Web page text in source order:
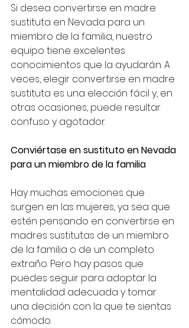
Si desea convertirse en madre
sustituta en Nevada para un
miembro de la familia, nuestro
equipo tiene excelentes
conocimientos que la ayudarán. A
veces, elegir convertirse en madre
sustituta es una elección fácil y, en
otras ocasiones, puede resultar
confuso y agotador.
Conviértase en sustituto en Nevada
para un miembro de la familia
Hay muchas emociones que
surgen en las mujeres, ya sea que
estén pensando en convertirse en
madres sustitutas de un miembro
de la familia o de un completo
extraño. Pero hay pasos que
puedes seguir para adoptar la
mentalidad adecuada y tomar
una decisión con la que te sientas
cómodo.